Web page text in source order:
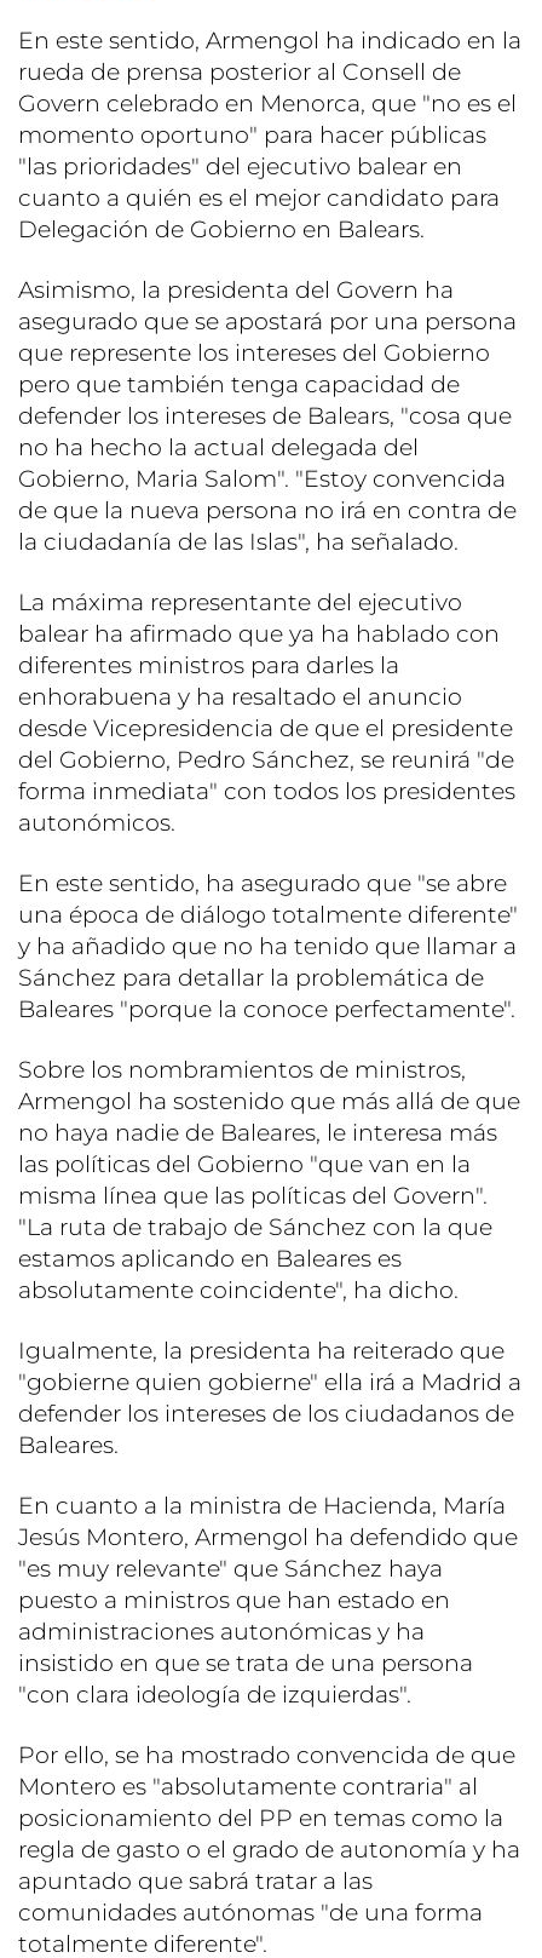
En este sentido, Armengol ha indicado en la
rueda de prensa posterior al Consell de
Govern celebrado en Menorca, que "no es el
momento oportuno" para hacer públicas
"las prioridades" del ejecutivo balear en
cuanto a quién es el mejor candidato para
Delegación de Gobierno en Balears.
Asimismo, la presidenta del Govern ha
asegurado que se apostará por una persona
que represente los intereses del Gobierno
pero que también tenga capacidad de
defender los intereses de Balears, "cosa que
no ha hecho la actual delegada del
Gobierno, Maria Salom". "Estoy convencida
de que la nueva persona no irá en contra de
la ciudadanía de las Islas", ha señalado.
La máxima representante del ejecutivo
balear ha afirmado que ya ha hablado con
diferentes ministros para darles la
enhorabuena y ha resaltado el anuncio
desde Vicepresidencia de que el presidente
del Gobierno, Pedro Sánchez, se reunirá "de
forma inmediata" con todos los presidentes
autonómicos.
En este sentido, ha asegurado que "se abre
una época de diálogo totalmente diferente"
y ha añadido que no ha tenido que llamar a
Sánchez para detallar la problemática de
Baleares "porque la conoce perfectamente".
Sobre los nombramientos de ministros,
Armengol ha sostenido que más allá de que
no haya nadie de Baleares, le interesa más
las políticas del Gobierno "que van en la
misma línea que las políticas del Govern".
"La ruta de trabajo de Sánchez con la que
estamos aplicando en Baleares es
absolutamente coincidente", ha dicho.
Igualmente, la presidenta ha reiterado que
"gobierne quien gobierne" ella irá a Madrid a
defender los intereses de los ciudadanos de
Baleares.
En cuanto a la ministra de Hacienda, María
Jesús Montero, Armengol ha defendido que
"es muy relevante" que Sánchez haya
puesto a ministros que han estado en
administraciones autonómicas y ha
insistido en que se trata de una persona
"con clara ideología de izquierdas".
Por ello, se ha mostrado convencida de que
Montero es "absolutamente contraria" al
posicionamiento del PP en temas como la
regla de gasto o el grado de autonomía y ha
apuntado que sabrá tratar a las
comunidades autónomas "de una forma
totalmente diferente".